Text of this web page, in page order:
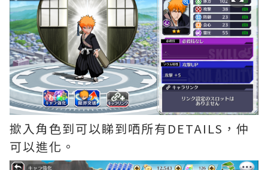
撳入角色到可以睇到哂所有DETAILS，仲
可以進化。